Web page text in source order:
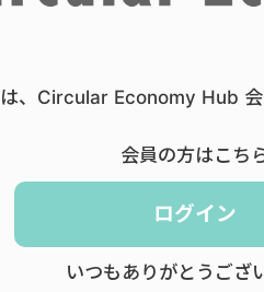
、Circular Economy Hub 会
会員の方はこち
ログイン
いつもありがとうござ